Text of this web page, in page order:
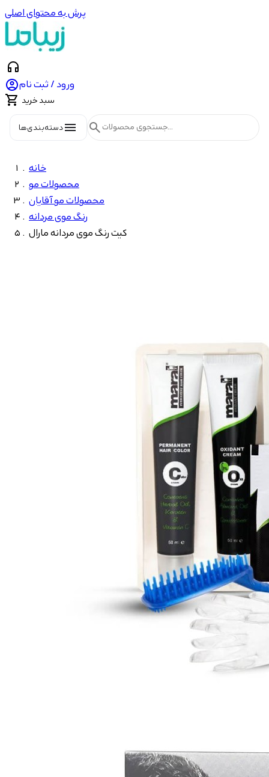
پرش به محتوای اصلی
headphones
ورود / ثبت نام
 سبد خرید
menuدسته‌بندی‌ها search
خانه
محصولات مو
محصولات مو آقایان
رنگ موی مردانه
کیت رنگ موی مردانه مارال